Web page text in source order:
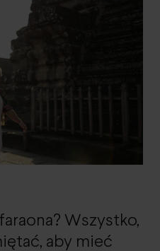
Wszystko,
aby mieć